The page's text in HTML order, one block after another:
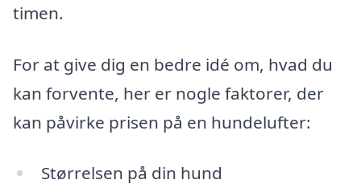
timen.
For at give dig en bedre idé om, hvad du
kan forvente, her er nogle faktorer, der
kan påvirke prisen på en hundelufter:
Størrelsen på din hund